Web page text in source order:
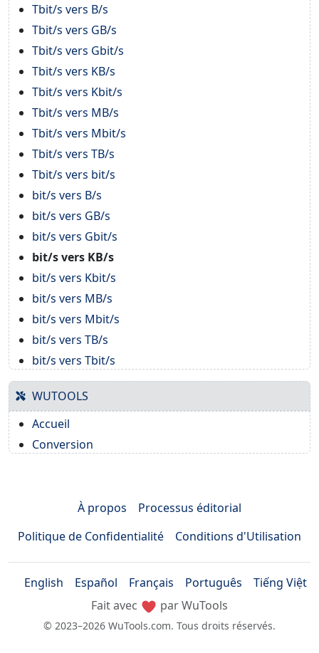
Tbit/s vers B/s
Tbit/s vers GB/s
Tbit/s vers Gbit/s
Tbit/s vers KB/s
Tbit/s vers Kbit/s
Tbit/s vers MB/s
Tbit/s vers Mbit/s
Tbit/s vers TB/s
Tbit/s vers bit/s
bit/s vers B/s
bit/s vers GB/s
bit/s vers Gbit/s
bit/s vers KB/s
bit/s vers Kbit/s
bit/s vers MB/s
bit/s vers Mbit/s
bit/s vers TB/s
bit/s vers Tbit/s
WUTOOLS
Accueil
Conversion
À propos
Processus éditorial
Politique de Confidentialité
Conditions d'Utilisation
English Español Français Português
Tiếng Việt
Fait avec
par WuTools
© 2023–2026 WuTools.com. Tous droits réservés.